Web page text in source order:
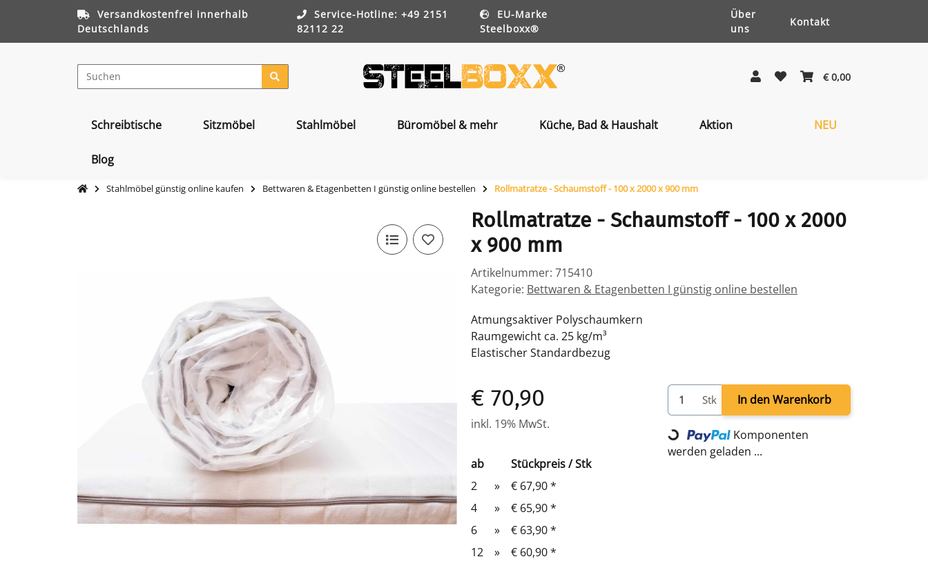
Versandkostenfrei innerhalb
Deutschlands
Service-Hotline: +49 2151
82112 22
EU-Marke
Steelboxx®
Über
uns
Kontakt
€ 0,00
Schreibtische Sitzmöbel Stahlmöbel Büromöbel & mehr Küche, Bad & Haushalt Aktion NEU
Blog
Stahlmöbel günstig online kaufen Bettwaren & Etagenbetten I günstig online bestellen Rollmatratze - Schaumstoff - 100 x 2000 x 900 mm
Rollmatratze - Schaumstoff - 100 x 2000
x 900 mm
Artikelnummer: 715410
Kategorie: Bettwaren & Etagenbetten I günstig online bestellen
Atmungsaktiver Polyschaumkern
Raumgewicht ca. 25 kg/m³
Elastischer Standardbezug
€ 70,90
inkl. 19% MwSt.
ab
Stückpreis / Stk
2
» € 67,90*
4
» € 65,90*
6
» € 63,90*
12
» € 60,90*
Stk In den Warenkorb
Loading...
Komponenten
werden geladen ...